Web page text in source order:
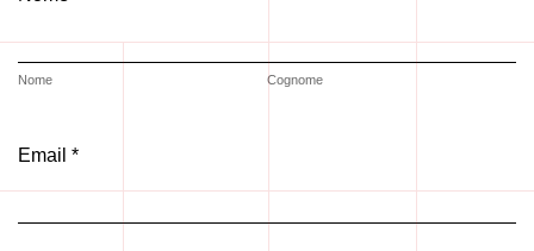
Nome Cognome
Email *